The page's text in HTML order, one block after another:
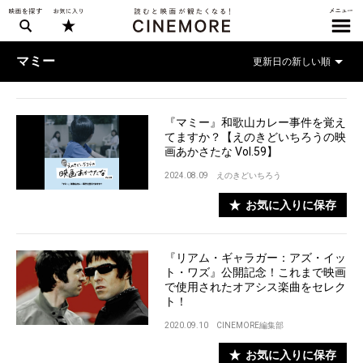
マミー
『マミー』和歌山カレー事件を覚え
てますか？【えのきどいちろうの映
画あかさたな Vol.59】
2024.08.09 えのきどいちろう
お気に入りに保存
『リアム・ギャラガー：アズ・イッ
ト・ワズ』公開記念！これまで映画
で使用されたオアシス楽曲をセレク
ト！
2020.09.10 CINEMORE編集部
お気に入りに保存